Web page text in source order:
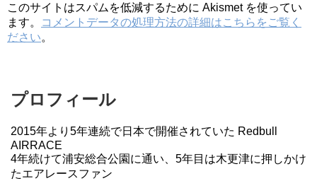
このサイトはスパムを低減するために Akismet を使ってい
ます。
コメントデータの処理方法の詳細はこちらをご覧く
ださい。
プロフィール
2015年より5年連続で日本で開催されていた Redbull
AIRRACE
4年続けて浦安総合公園に通い、5年目は木更津に押しかけ
たエアレースファン